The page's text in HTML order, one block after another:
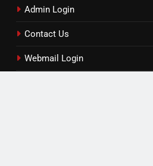
Admin Login
Contact Us
Webmail Login